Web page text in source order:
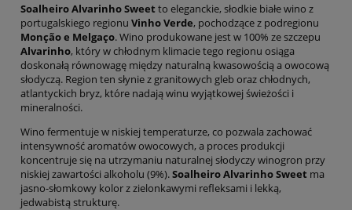
Soalheiro Alvarinho Sweet to eleganckie, słodkie białe wino z
portugalskiego regionu Vinho Verde, pochodzące z podregionu
Monção e Melgaço. Wino produkowane jest w 100% ze szczepu
Alvarinho, który w chłodnym klimacie tego regionu osiąga
doskonałą równowagę między naturalną kwasowością a owocową
słodyczą. Region ten słynie z granitowych gleb oraz chłodnych,
atlantyckich bryz, które nadają winu wyjątkowej świeżości i
mineralności.
Wino fermentuje w niskiej temperaturze, co pozwala zachować
intensywność aromatów owocowych, a proces produkcji
koncentruje się na utrzymaniu naturalnej słodyczy winogron przy
niskiej zawartości alkoholu (9%).Soalheiro Alvarinho Sweet ma
jasno-słomkowy kolor z zielonkawymi refleksami i lekką,
jedwabistą strukturę.